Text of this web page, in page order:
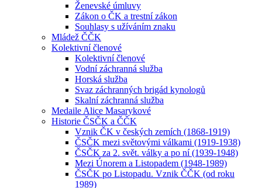
Ženevské úmluvy
Zákon o ČK a trestní zákon
Souhlasy s užíváním znaku
Mládež ČČK
Kolektivní členové
Kolektivní členové
Vodní záchranná služba
Horská služba
Svaz záchranných brigád kynologů
Skalní záchranná služba
Medaile Alice Masarykové
Historie ČSČK a ČČK
Vznik ČK v českých zemích (1868-1919)
ČSČK mezi světovými válkami (1919-1938)
ČSČK za 2. svět. války a po ní (1939-1948)
Mezi Únorem a Listopadem (1948-1989)
ČSČK po Listopadu. Vznik ČČK (od roku
1989)